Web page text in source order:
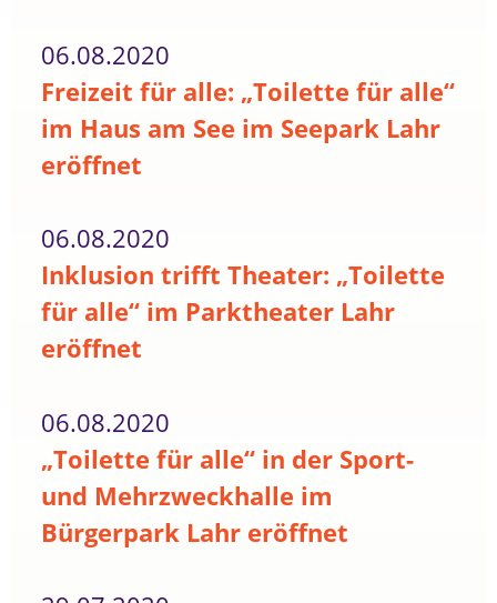
06.08.2020
Freizeit für alle: „Toilette für alle“
im Haus am See im Seepark Lahr
eröffnet
06.08.2020
Inklusion trifft Theater: „Toilette
für alle“ im Parktheater Lahr
eröffnet
06.08.2020
„Toilette für alle“ in der Sport-
und Mehrzweckhalle im
Bürgerpark Lahr eröffnet